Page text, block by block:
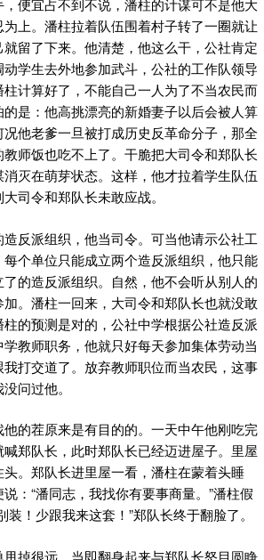
便宜占不到不说，潘柱的计谋可不是他大
上。潘柱拉着队伍围着村子转了一圈就让
留了下来。他清楚，他这么干，公社肯定
学生去外地参加武斗，公社的工作队领导
计算好了，不能自己一人为了不当农民而
是：他高挑漂亮的新婚妻子以后会被人算
他老爹一旦被打成历史反革命分子，那全
师饭也吃不上了。干脆把大司令和郑队长
灭在萌芽状态。这样，他才拉着学生队伍
司令和郑队长未敢应战。
反派组织，他当司令。可当他请示公社工
个单位只能成立两个造反派组织，他只能
的造反派组织。自然，他不会听从别人的
。潘柱一回来，大司令和郑队长也就没敢
的预测是对的，公社中学根据公社造反派
教师职务，他就只好每天参加集体劳动当
打交道了。放弃教师职位而当农民，这事
问过他。
的茬原来是有目的的。一天中午他刚吃完
郑队长，此时郑队长已经迈进屋子。里屋
。郑队长进里屋一看，潘柱在蒙着头睡
：“潘同志，我找你有要事商量。”潘柱假
装！少跟我来这套！”郑队长终于翻脸了。
掉很远，当即翻身起来与郑队长怒目圆睁